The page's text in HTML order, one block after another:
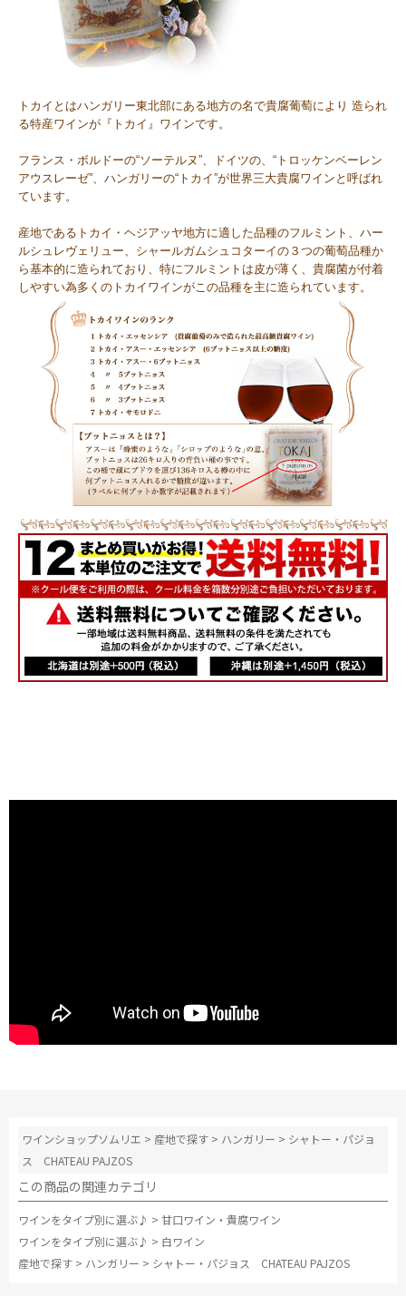
トカイとはハンガリー東北部にある地方の名で貴腐葡萄により 造られ
る特産ワインが『トカイ』ワインです。
フランス・ボルドーの“ソーテルヌ”、ドイツの、“トロッケンベーレン
アウスレーゼ”、ハンガリーの“トカイ”が世界三大貴腐ワインと呼ばれ
ています。
産地であるトカイ・ヘジアッヤ地方に適した品種のフルミント、ハー
ルシュレヴェリュー、シャールガムシュコターイの３つの葡萄品種か
ら基本的に造られており、特にフルミントは皮が薄く、貴腐菌が付着
しやすい為多くのトカイワインがこの品種を主に造られています。
ワインショップソムリエ > 産地で探す > ハンガリー > シャトー・パジョ
ス CHATEAU PAJZOS
この商品の関連カテゴリ
ワインをタイプ別に選ぶ♪ > 甘口ワイン・貴腐ワイン
ワインをタイプ別に選ぶ♪ > 白ワイン
産地で探す > ハンガリー > シャトー・パジョス CHATEAU PAJZOS